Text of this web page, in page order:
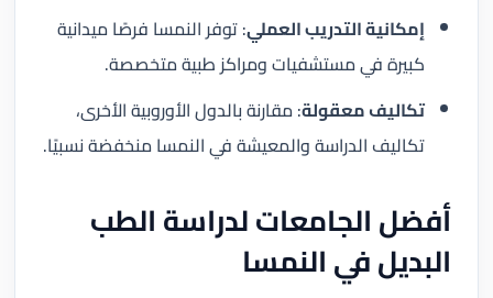
إمكانية التدريب العملي: توفر النمسا فرصًا ميدانية
كبيرة في مستشفيات ومراكز طبية متخصصة.
تكاليف معقولة: مقارنة بالدول الأوروبية الأخرى،
تكاليف الدراسة والمعيشة في النمسا منخفضة نسبيًا.
أفضل الجامعات لدراسة الطب
البديل في النمسا